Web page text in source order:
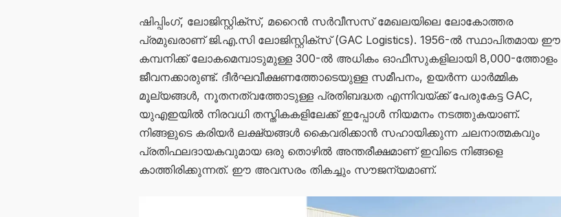
ഷിപ്പിംഗ്, ലോജിസ്റ്റിക്സ്, മറൈൻ സർവീസസ് മേഖലയിലെ ലോകോത്തര
പ്രമുഖരാണ് ജി.എ.സി ലോജിസ്റ്റിക്സ് (GAC Logistics). 1956-ൽ സ്ഥാപിതമായ ഈ
കമ്പനിക്ക് ലോകമെമ്പാടുമുള്ള 300-ൽ അധികം ഓഫീസുകളിലായി 8,000-ത്തോളം
ജീവനക്കാരുണ്ട്. ദീർഘവീക്ഷണത്തോടെയുള്ള സമീപനം, ഉയർന്ന ധാർമ്മിക
മൂല്യങ്ങൾ, നൂതനത്വത്തോടുള്ള പ്രതിബദ്ധത എന്നിവയ്ക്ക് പേരുകേട്ട GAC,
യുഎഇയിൽ നിരവധി തസ്തികകളിലേക്ക് ഇപ്പോൾ നിയമനം നടത്തുകയാണ്.
നിങ്ങളുടെ കരിയർ ലക്ഷ്യങ്ങൾ കൈവരിക്കാൻ സഹായിക്കുന്ന ചലനാത്മകവും
പ്രതിഫലദായകവുമായ ഒരു തൊഴിൽ അന്തരീക്ഷമാണ് ഇവിടെ നിങ്ങളെ
കാത്തിരിക്കുന്നത്. ഈ അവസരം തികച്ചും സൗജന്യമാണ്.